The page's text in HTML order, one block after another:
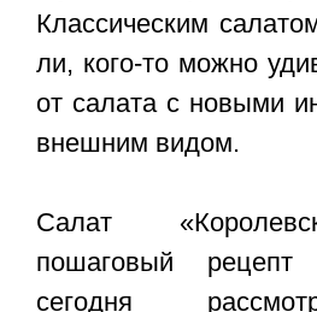
Классическим
ли, кого-то можно
от салата с новыми
внешним видом.
Салат
пошаговый
сегодня